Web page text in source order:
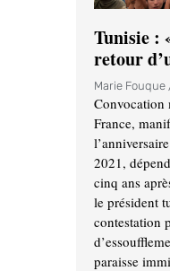
Tunisie :
retour
Marie Fouque
Convocation
France,
2021,
cinq ans
le président
contestation
paraisse